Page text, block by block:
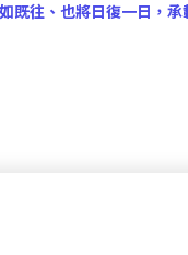
既往、也將日復一日，